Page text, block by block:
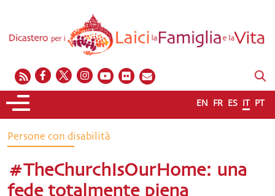
EN FR ES IT PT
Persone con disabilità
#TheChurchIsOurHome: una
fede totalmente piena